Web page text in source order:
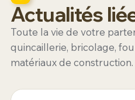
Actualités
Toute la vie de votre
quincaillerie, bricolage,
matériaux de construction.